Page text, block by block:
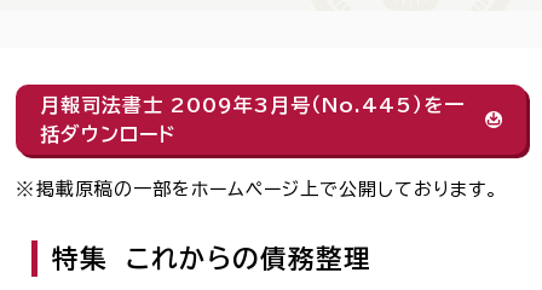
司法書士に相談したい人へ
月報司法書士 2009年3月号（No.445）を一
括ダウンロード
掲載原稿の一部をホームページ上で公開しております。
特集 これからの債務整理